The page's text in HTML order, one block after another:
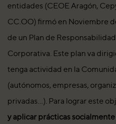
entidades (CEOE Aragón,
CC.OO) firmó en Noviembre
de un Plan de
Corporativa. Este plan va
tenga actividad en la
(autónomos, empresas,
privadas…). Para lograr este
y aplicar prácticas